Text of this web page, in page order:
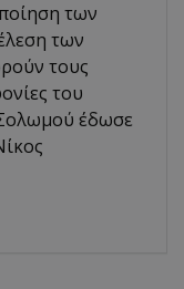
των
των
τους
του
έδωσε